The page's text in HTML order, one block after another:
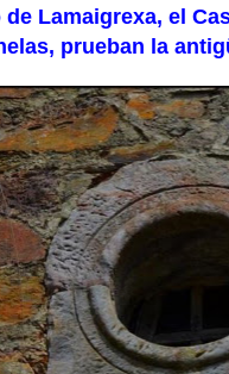
Lamaigrexa, el
prueban la